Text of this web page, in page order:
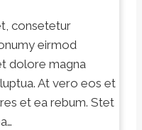
consetetur
eirmod
dolore magna
At vero eos et
et ea rebum. Stet